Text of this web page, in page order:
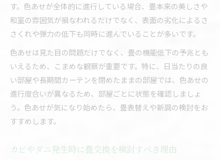
す。色あせが全体的に進行している場合、畳本来の美しさや
和室の雰囲気が損なわれるだけでなく、表面の劣化によるさ
さくれや弾力の低下も同時に進んでいることが多いです。
色あせは見た目の問題だけでなく、畳の機能低下の予兆とも
いえるため、こまめな観察が重要です。特に、日当たりの良
い部屋や長期間カーテンを閉めたままの部屋では、色あせの
進行度合いが異なるため、部屋ごとに状態を確認しましょ
う。色あせが気になり始めたら、畳表替えや新調の検討をお
すすめします。
カビやダニ発生時に畳交換を検討すべき理由